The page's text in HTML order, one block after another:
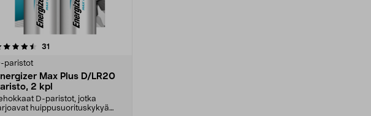
31
paristot
Max Plus D/LR20
2 kpl
D-paristot, jotka
huippusuorituskykyä